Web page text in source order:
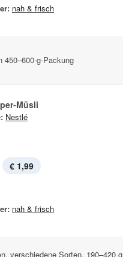
nah & frisch
450–600-g-Packung
Müsli
Nestlé
€ 1,99
nah & frisch
verschiedene Sorten. 190–420 g